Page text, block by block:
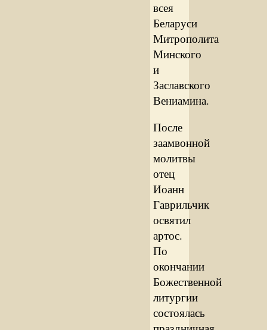
всея
Беларуси
Митрополита
Минского
и
Заславского
Вениамина.
После
заамвонной
молитвы
отец
Иоанн
Гаврильчик
освятил
артос.
По
окончании
Божественной
литургии
состоялась